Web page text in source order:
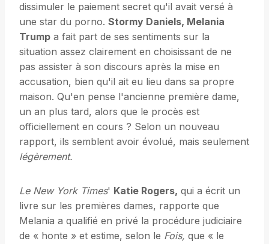
dissimuler le paiement secret qu'il avait versé à
une star du porno. Stormy Daniels, Melania
Trump a fait part de ses sentiments sur la
situation assez clairement en choisissant de ne
pas assister à son discours après la mise en
accusation, bien qu'il ait eu lieu dans sa propre
maison. Qu'en pense l'ancienne première dame,
un an plus tard, alors que le procès est
officiellement en cours ? Selon un nouveau
rapport, ils semblent avoir évolué, mais seulement
légèrement.
Le New York Times' Katie Rogers, qui a écrit un
livre sur les premières dames, rapporte que
Melania a qualifié en privé la procédure judiciaire
de « honte » et estime, selon le Fois, que « le